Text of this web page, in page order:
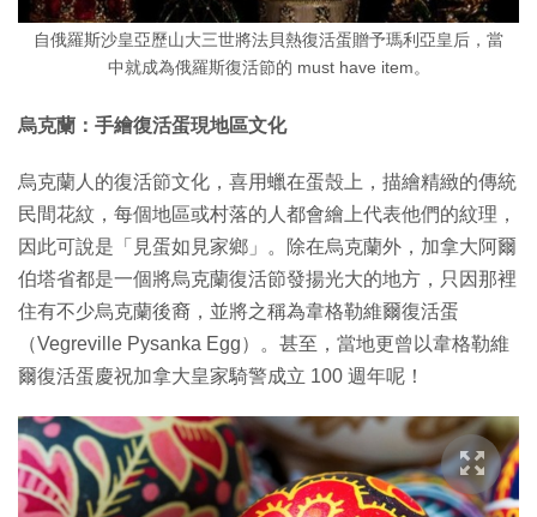
自俄羅斯沙皇亞歷山大三世將法貝熱復活蛋贈予瑪利亞皇后，當
中就成為俄羅斯復活節的 must have item。
烏克蘭：手繪復活蛋現地區文化
烏克蘭人的復活節文化，喜用蠟在蛋殼上，描繪精緻的傳統
民間花紋，每個地區或村落的人都會繪上代表他們的紋理，
因此可說是「見蛋如見家鄉」。除在烏克蘭外，加拿大阿爾
伯塔省都是一個將烏克蘭復活節發揚光大的地方，只因那裡
住有不少烏克蘭後裔，並將之稱為韋格勒維爾復活蛋
（Vegreville Pysanka Egg）。甚至，當地更曾以韋格勒維
爾復活蛋慶祝加拿大皇家騎警成立 100 週年呢！